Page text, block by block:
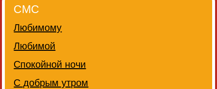
СМС
Любимому
Любимой
Спокойной ночи
С добрым утром